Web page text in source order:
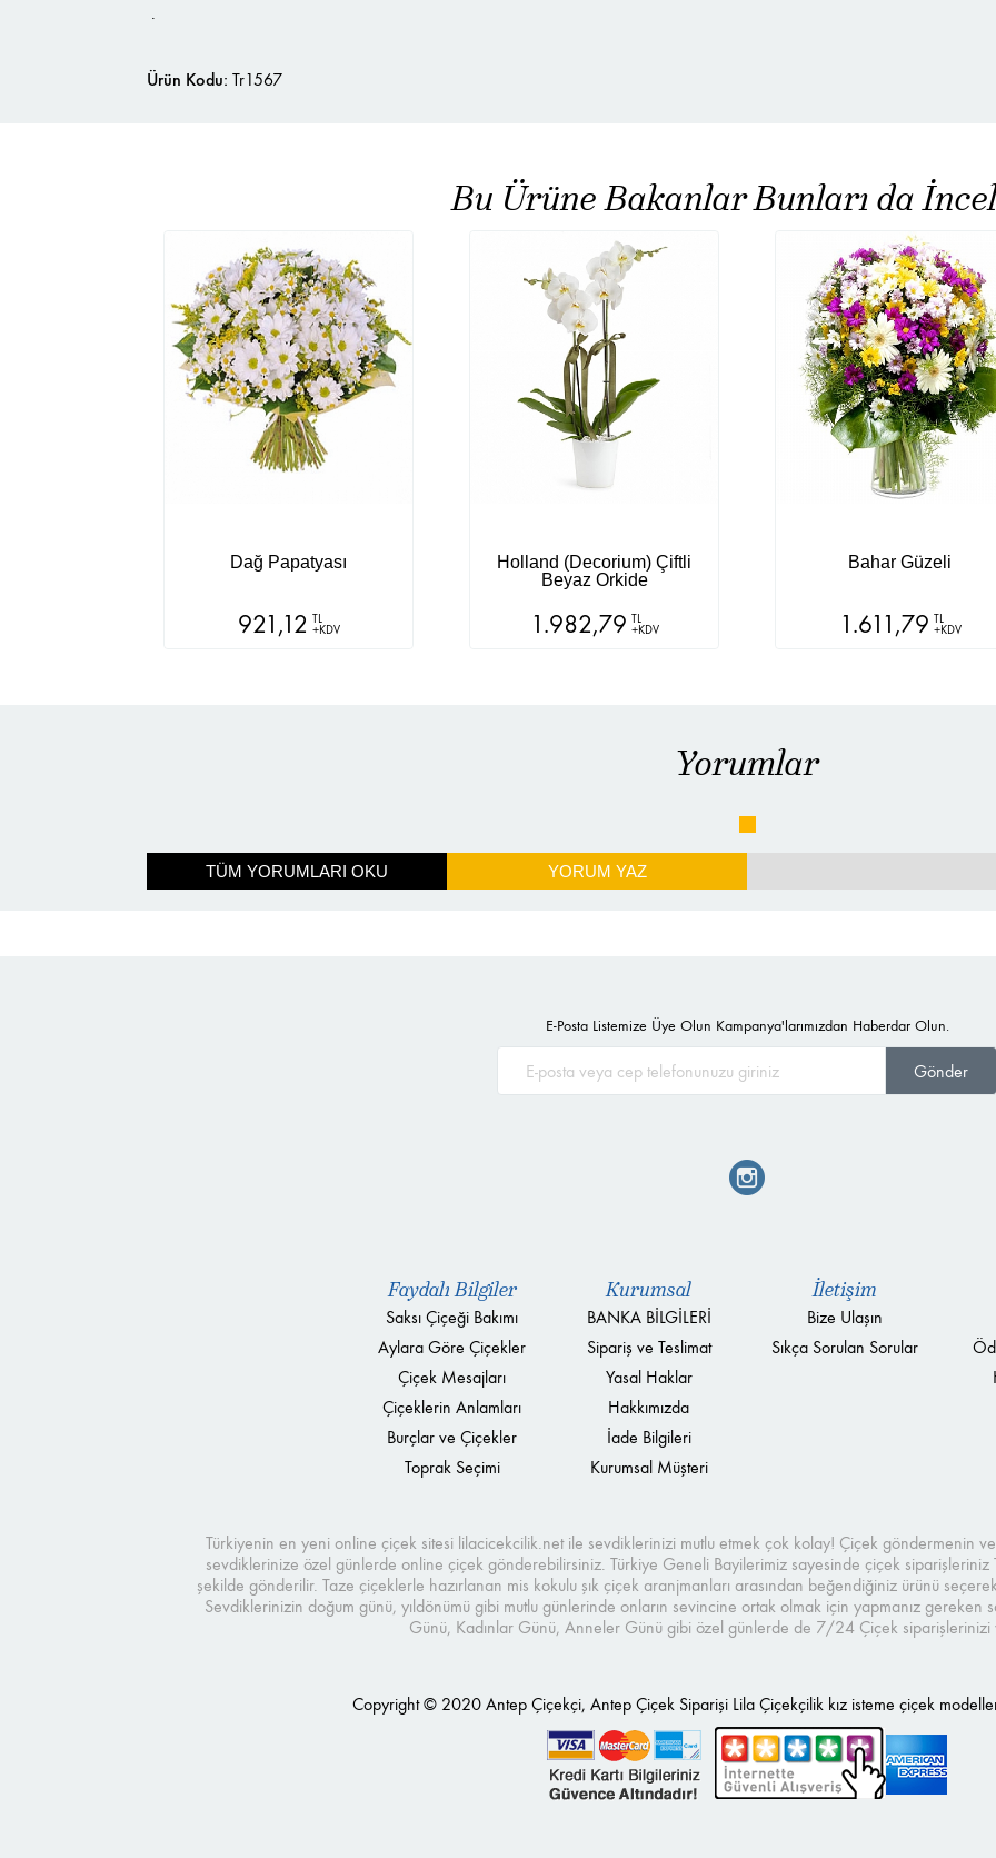
.
Ürün Kodu: Tr1567
Bu Ürüne Bakanlar Bunları da
Dağ Papatyası
921,12 TL
+KDV
Holland (Decorium) Çiftli
Beyaz Orkide
1.982,79 TL
+KDV
Bahar Güzeli
1.611,79 TL
+KDV
Yorumlar
TÜM YORUMLARI OKU YORUM YAZ
E-Posta Listemize Üye Olun Kampanya'larımızdan Haberdar Olun.
Gönder
Faydalı Bilgiler
Saksı Çiçeği Bakımı
Aylara Göre Çiçekler
Çiçek Mesajları
Çiçeklerin Anlamları
Burçlar ve Çiçekler
Toprak Seçimi
Kurumsal
BANKA BİLGİLERİ
Sipariş ve Teslimat
Yasal Haklar
Hakkımızda
İade Bilgileri
Kurumsal Müşteri
İletişim
Bize Ulaşın
Sıkça Sorulan Sorular
Türkiyenin en yeni online çiçek sitesi lilacicekcilik.net ile sevdiklerinizi mutlu etmek çok kolay! Çiçek göndermenin
sevdiklerinize özel günlerde online çiçek gönderebilirsiniz. Türkiye Geneli Bayilerimiz sayesinde çiçek siparişleriniz
şekilde gönderilir. Taze çiçeklerle hazırlanan mis kokulu şık çiçek aranjmanları arasından beğendiğiniz ürünü
Sevdiklerinizin doğum günü, yıldönümü gibi mutlu günlerinde onların sevincine ortak olmak için yapmanız gereken
Günü, Kadınlar Günü, Anneler Günü gibi özel günlerde de 7/24 Çiçek siparişlerinizi
Copyright © 2020 Antep Çiçekçi, Antep Çiçek Siparişi Lila Çiçekçilik kız isteme çiçek modelleri